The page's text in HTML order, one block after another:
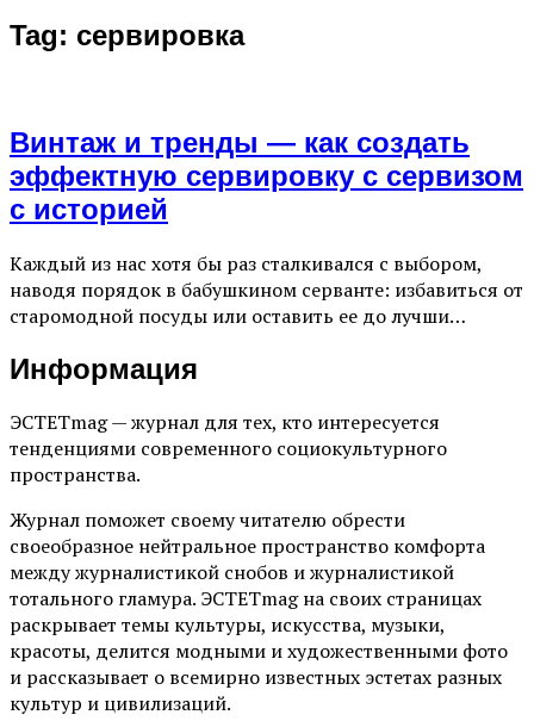
Tag: сервировка
Винтаж и тренды — как создать
эффектную сервировку с сервизом
с историей
Каждый из нас хотя бы раз сталкивался с выбором,
наводя порядок в бабушкином серванте: избавиться от
старомодной посуды или оставить ее до лучши…
Информация
ЭСТЕТmag — журнал для тех, кто интересуется
тенденциями современного социокультурного
пространства.
Журнал поможет своему читателю обрести
своеобразное нейтральное пространство комфорта
между журналистикой снобов и журналистикой
тотального гламура. ЭСТЕТmag на своих страницах
раскрывает темы культуры, искусства, музыки,
красоты, делится модными и художественными фото
и рассказывает о всемирно известных эстетах разных
культур и цивилизаций.